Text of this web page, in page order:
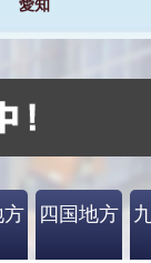
方 四国地方